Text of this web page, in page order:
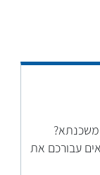
משכנתא?
עבורכם את